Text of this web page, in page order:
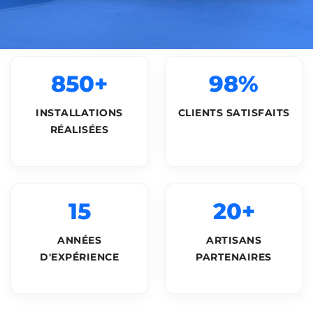
850+
INSTALLATIONS
RÉALISÉES
98%
CLIENTS SATISFAITS
15
ANNÉES
D'EXPÉRIENCE
20+
ARTISANS
PARTENAIRES